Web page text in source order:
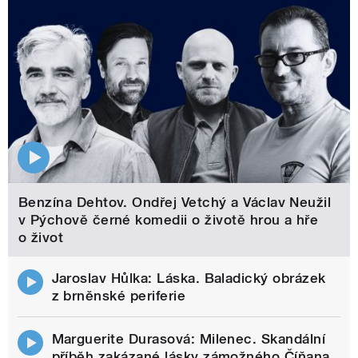
Benzína Dehtov. Ondřej Vetchý a Václav Neužil
v Pýchově černé komedii o životě hrou a hře
o život
Jaroslav Hůlka: Láska. Baladický obrázek
z brněnské periferie
Marguerite Durasová: Milenec. Skandální